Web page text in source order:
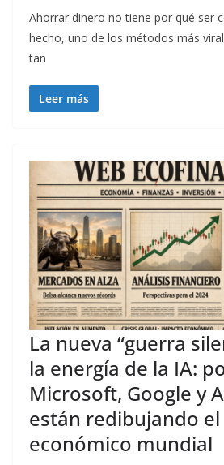
Ahorrar dinero no tiene por qué ser
hecho, uno de los métodos más
tan
Leer más
La nueva “guerra
la energía de la IA:
Microsoft, Google y
están redibujando
económico mundial